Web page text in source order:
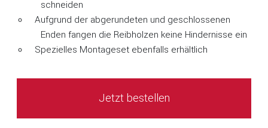
schneiden
Aufgrund der abgerundeten und geschlossenen
Enden fangen die Reibholzen keine Hindernisse ein
Spezielles Montageset ebenfalls erhältlich
Jetzt bestellen